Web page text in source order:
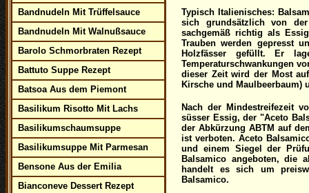
Bandnudeln Mit Trüffelsauce
Bandnudeln Mit Walnußsauce
Barolo Schmorbraten Rezept
Battuto Suppe Rezept
Batsoa Aus dem Piemont
Basilikum Risotto Mit Lachs
Basilikumschaumsuppe
Basilikumsuppe Mit Parmesan
Bensone Aus der Emilia
Bianconeve Dessert Rezept
Typisch Italienisches:
sich grundsätzlich von
sachgemäß richtig als
Trauben werden gepresst
Holzfässer gefüllt. Er
Temperaturschwankungen
dieser Zeit wird der Most
Kirsche und Maulbeerbaum)
Nach der Mindestreifezeit
süsser Essig, der "Aceto
der Abkürzung ABTM auf
ist verboten. Aceto
und einem Siegel der
Balsamico angeboten, die
handelt es sich um
Balsamico.